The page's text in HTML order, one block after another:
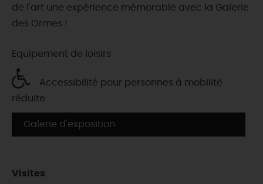
de l'art une expérience mémorable avec la Galerie
des Ormes !
Equipement de loisirs
Accessibilité pour personnes à mobilité
réduite
Galerie d'exposition
Visites